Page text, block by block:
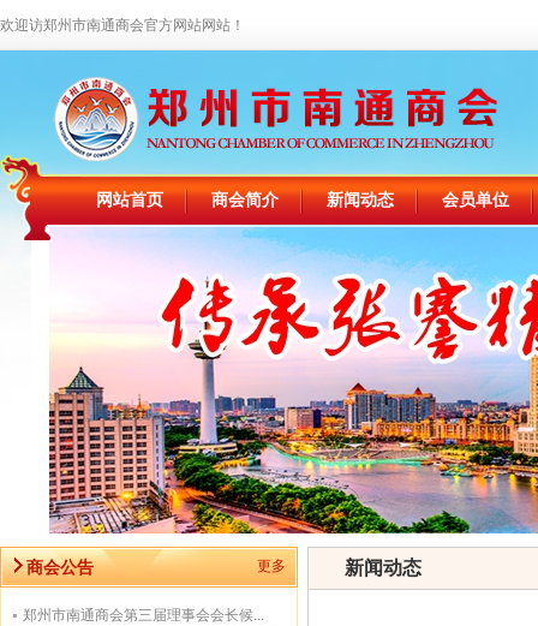
欢迎访郑州市南通商会官方网站网站！
网站首页 商会简介 新闻动态 会员单位
商会公告 更多
郑州市南通商会第三届理事会会长候...
新闻动态